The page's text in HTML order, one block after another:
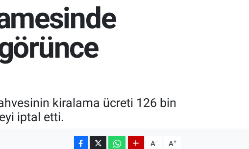
kiralama ücreti 126 bin
iptal etti.
A- A+